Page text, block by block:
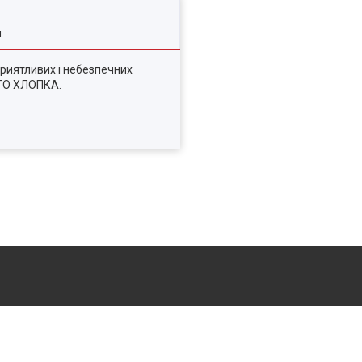
і небезпечних
ХЛОПКА.